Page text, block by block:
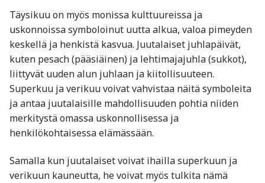
Täysikuu on myös monissa kulttuureissa ja
uskonnoissa symboloinut uutta alkua, valoa pimeyden
keskellä ja henkistä kasvua. Juutalaiset juhlapäivät,
kuten pesach (pääsiäinen) ja lehtimajajuhla (sukkot),
liittyvät uuden alun juhlaan ja kiitollisuuteen.
Superkuu ja verikuu voivat vahvistaa näitä symboleita
ja antaa juutalaisille mahdollisuuden pohtia niiden
merkitystä omassa uskonnollisessa ja
henkilökohtaisessa elämässään.
Samalla kun juutalaiset voivat ihailla superkuun ja
verikuun kauneutta, he voivat myös tulkita nämä